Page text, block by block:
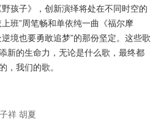
孩子》，创新演绎将处在不同时空的
班”周笔畅和单依纯一曲《福尔摩
境也要勇敢追梦”的那份坚定。这些歌
新的生命力，无论是什么歌，最终都
，我们的歌。
祥 胡夏